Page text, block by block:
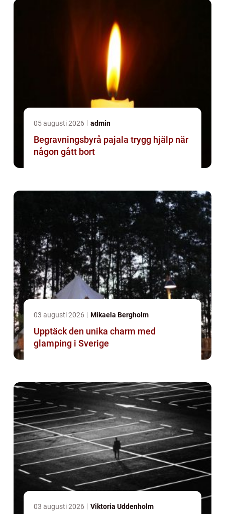
05 augusti 2026 admin
Begravningsbyrå pajala trygg hjälp när
någon gått bort
03 augusti 2026 Mikaela Bergholm
Upptäck den unika charm med
glamping i Sverige
03 augusti 2026 Viktoria Uddenholm